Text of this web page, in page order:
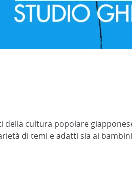
cultura popolare
di temi e adatti sia ai